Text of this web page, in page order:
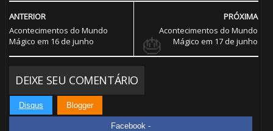
PRÓXIMA
Acontecimentos do Mundo
Mágico em 17 de junho
ANTERIOR
Acontecimentos do Mundo
Mágico em 16 de junho
DEIXE SEU COMENTÁRIO
Disqus Blogger
Facebook -